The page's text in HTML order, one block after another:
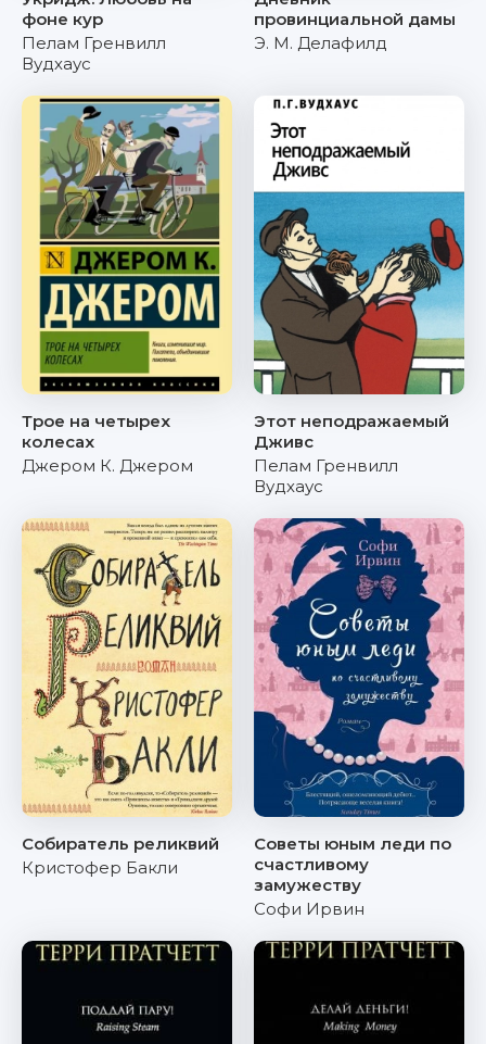
фоне кур
Пелам Гренвилл
Вудхаус
провинциальной дамы
Э. М. Делафилд
Трое на четырех
колесах
Джером К. Джером
Этот неподражаемый
Дживс
Пелам Гренвилл
Вудхаус
Собиратель реликвий
Кристофер Бакли
Советы юным леди по
счастливому
замужеству
Софи Ирвин